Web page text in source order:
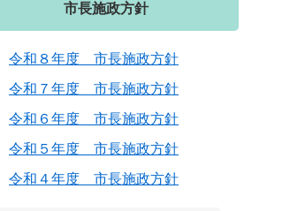
市長施政方針
令和８年度 市長施政方針
令和７年度 市長施政方針
令和６年度 市長施政方針
令和５年度 市長施政方針
令和４年度 市長施政方針